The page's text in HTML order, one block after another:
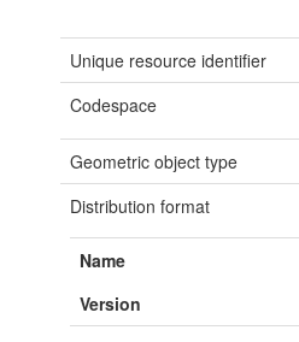
Unique resource identifier
Codespace
Geometric object type
Distribution format
Name
Version